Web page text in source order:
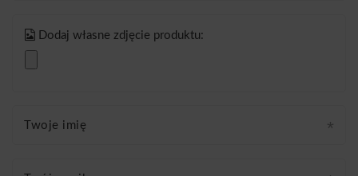
Dodaj własne zdjęcie produktu:
Twoje imię